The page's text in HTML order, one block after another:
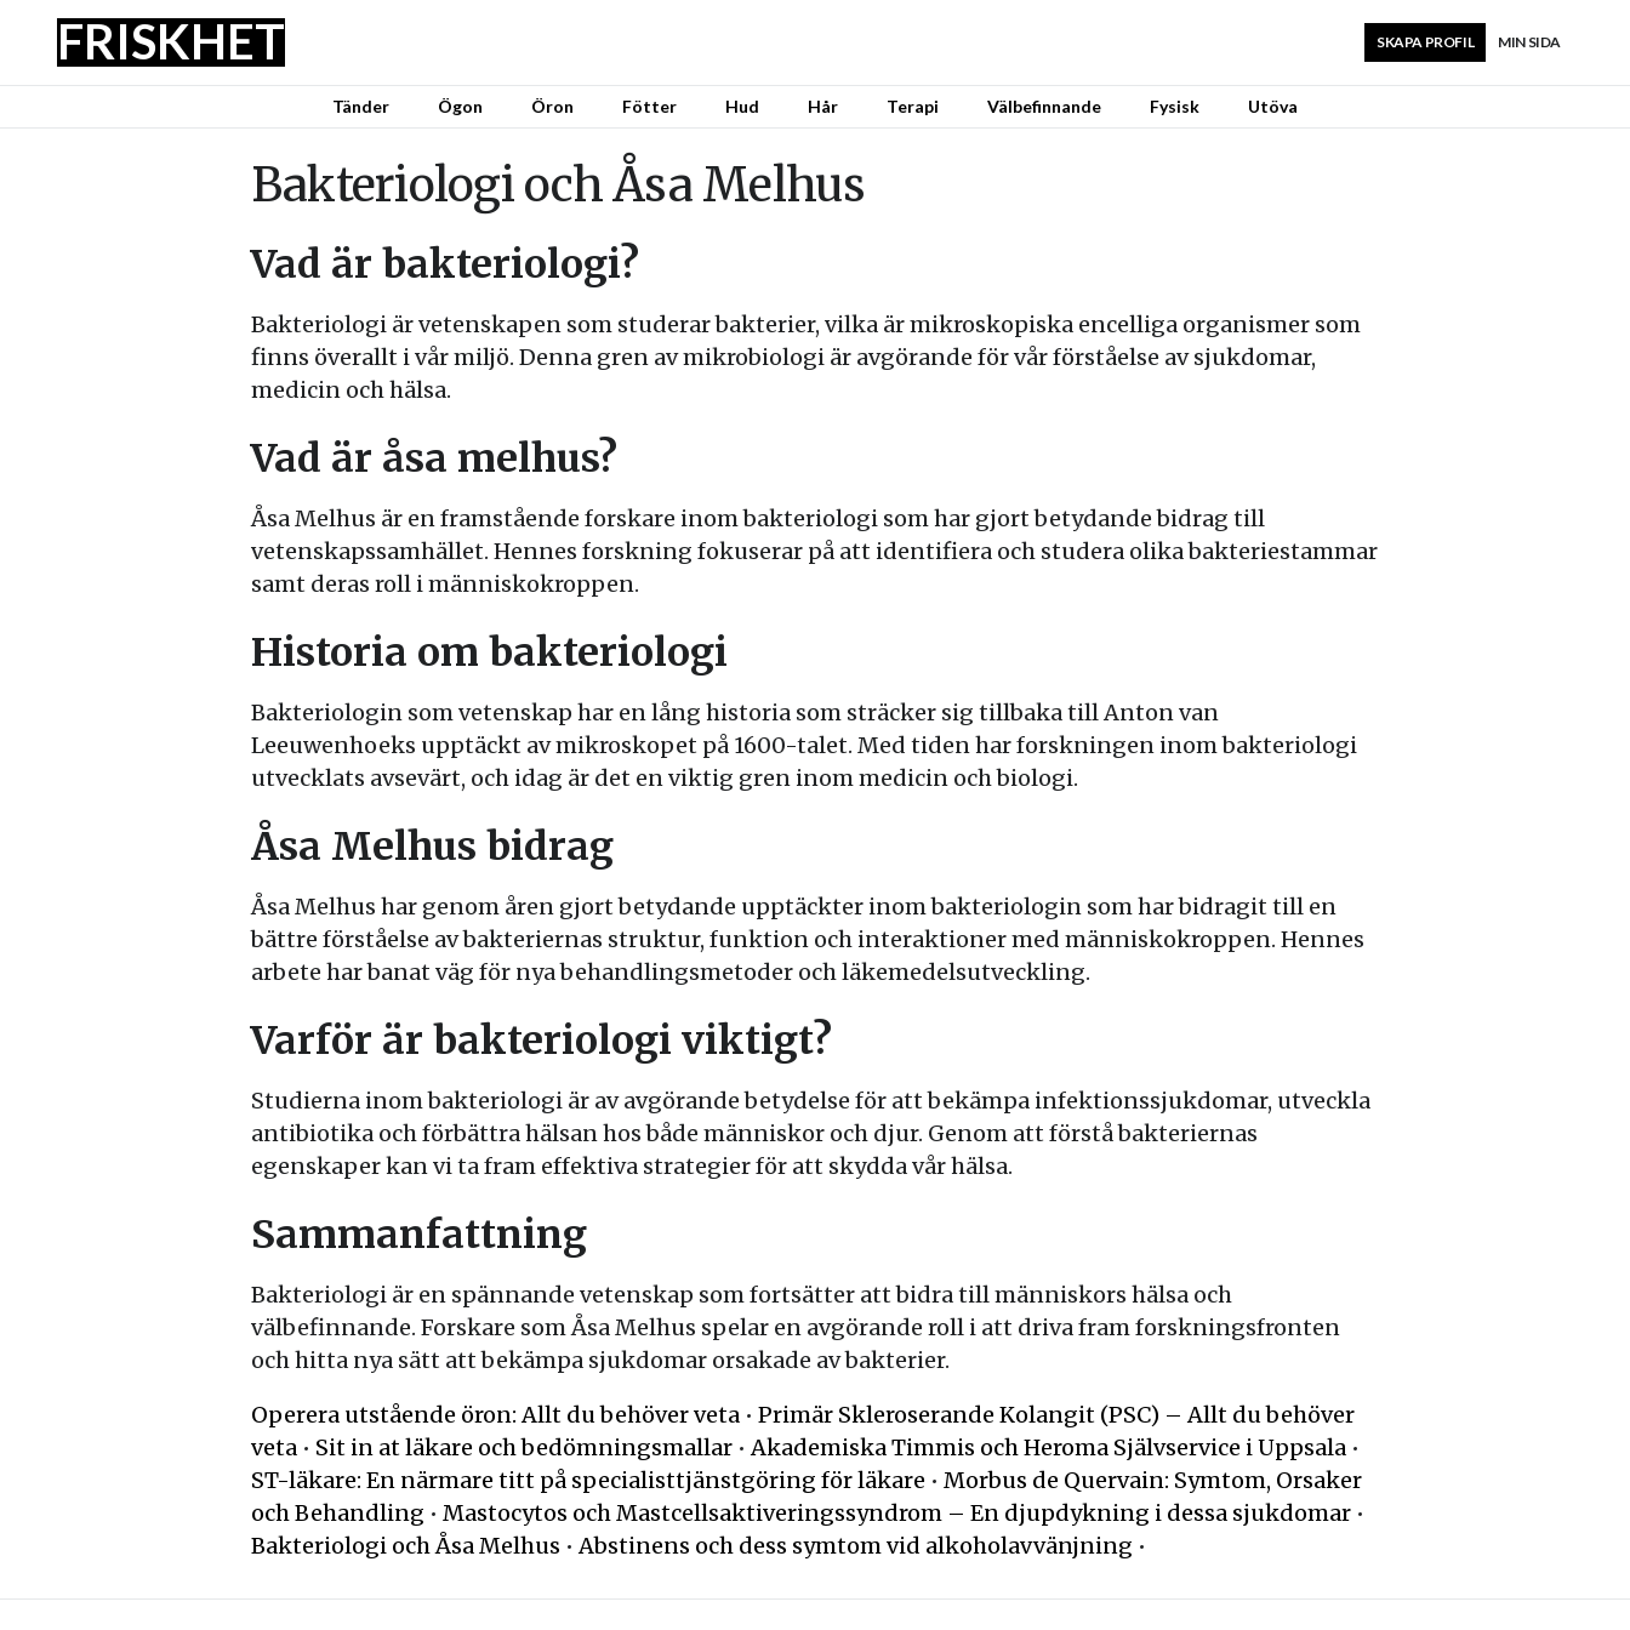
FRISKHET MIN SIDA
SKAPA PROFIL
Tänder Ögon Öron Fötter Hud Hår Terapi Välbefinnande Fysisk Utöva
Bakteriologi och Åsa Melhus
Vad är bakteriologi?
Bakteriologi är vetenskapen som studerar bakterier, vilka är mikroskopiska encelliga organismer som
finns överallt i vår miljö. Denna gren av mikrobiologi är avgörande för vår förståelse av sjukdomar,
medicin och hälsa.
Vad är åsa melhus?
Åsa Melhus är en framstående forskare inom bakteriologi som har gjort betydande bidrag till
vetenskapssamhället. Hennes forskning fokuserar på att identifiera och studera olika bakteriestammar
samt deras roll i människokroppen.
Historia om bakteriologi
Bakteriologin som vetenskap har en lång historia som sträcker sig tillbaka till Anton van
Leeuwenhoeks upptäckt av mikroskopet på 1600-talet. Med tiden har forskningen inom bakteriologi
utvecklats avsevärt, och idag är det en viktig gren inom medicin och biologi.
Åsa Melhus bidrag
Åsa Melhus har genom åren gjort betydande upptäckter inom bakteriologin som har bidragit till en
bättre förståelse av bakteriernas struktur, funktion och interaktioner med människokroppen. Hennes
arbete har banat väg för nya behandlingsmetoder och läkemedelsutveckling.
Varför är bakteriologi viktigt?
Studierna inom bakteriologi är av avgörande betydelse för att bekämpa infektionssjukdomar, utveckla
antibiotika och förbättra hälsan hos både människor och djur. Genom att förstå bakteriernas
egenskaper kan vi ta fram effektiva strategier för att skydda vår hälsa.
Sammanfattning
Bakteriologi är en spännande vetenskap som fortsätter att bidra till människors hälsa och
välbefinnande. Forskare som Åsa Melhus spelar en avgörande roll i att driva fram forskningsfronten
och hitta nya sätt att bekämpa sjukdomar orsakade av bakterier.
Operera utstående öron: Allt du behöver veta • Primär Skleroserande Kolangit (PSC) – Allt du behöver
veta • Sit in at läkare och bedömningsmallar •Akademiska Timmis och Heroma Självservice i Uppsala •
ST-läkare: En närmare titt på specialisttjänstgöring för läkare • Morbus de Quervain: Symtom, Orsaker
och Behandling • Mastocytos och Mastcellsaktiveringssyndrom – En djupdykning i dessa sjukdomar •
Bakteriologi och Åsa Melhus •Abstinens och dess symtom vid alkoholavvänjning •